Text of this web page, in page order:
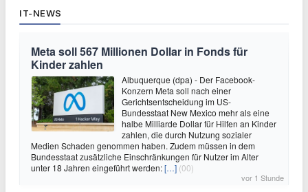
IT-NEWS
Meta soll 567 Millionen Dollar in Fonds für
Kinder zahlen
Albuquerque (dpa) - Der Facebook-
Konzern Meta soll nach einer
Gerichtsentscheidung im US-
Bundesstaat New Mexico mehr als eine
halbe Milliarde Dollar für Hilfen an Kinder
zahlen, die durch Nutzung sozialer
Medien Schaden genommen haben. Zudem müssen in dem
Bundesstaat zusätzliche Einschränkungen für Nutzer im Alter
unter 18 Jahren eingeführt werden:[…] (00)
vor 1 Stunde